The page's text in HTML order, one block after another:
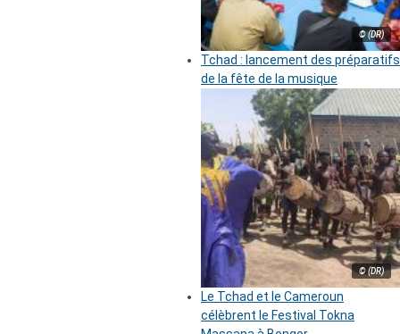
© (DR)
Tchad : lancement des préparatifs
de la fête de la musique
© (DR)
Le Tchad et le Cameroun
célèbrent le Festival Tokna